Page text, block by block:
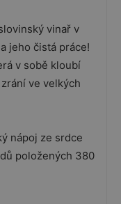
vinař v
jeho čistá práce!
v sobě kloubí
ve velkých
nápoj ze srdce
položených 380